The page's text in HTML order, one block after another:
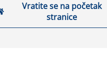
Vratite se na početak
stranice